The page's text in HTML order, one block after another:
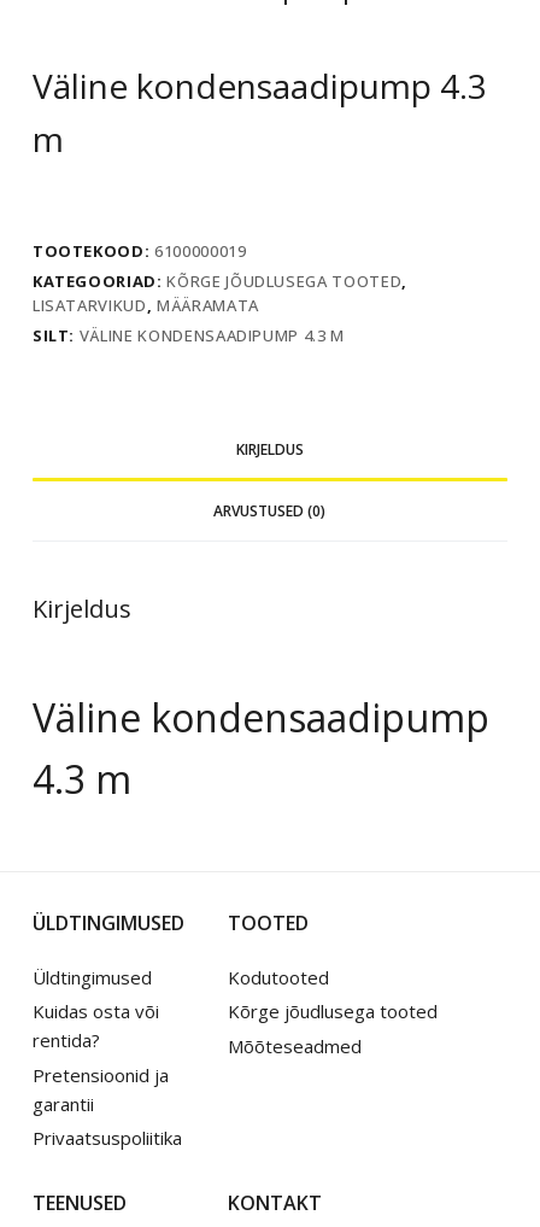
Väline kondensaadipump 4.3
m
TOOTEKOOD:6100000019
KATEGOORIAD:KÕRGE JÕUDLUSEGA TOOTED,
LISATARVIKUD, MÄÄRAMATA
SILT: VÄLINE KONDENSAADIPUMP 4.3 M
KIRJELDUS
ARVUSTUSED (0)
Kirjeldus
Väline kondensaadipump
4.3 m
ÜLDTINGIMUSED
Üldtingimused
Kuidas osta või
rentida?
Pretensioonid ja
garantii
Privaatsuspoliitika
TOOTED
Kodutooted
Kõrge jõudlusega tooted
Mõõteseadmed
TEENUSED KONTAKT